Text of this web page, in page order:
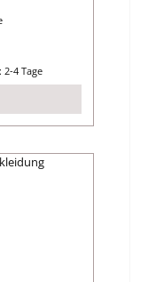
4 Tage